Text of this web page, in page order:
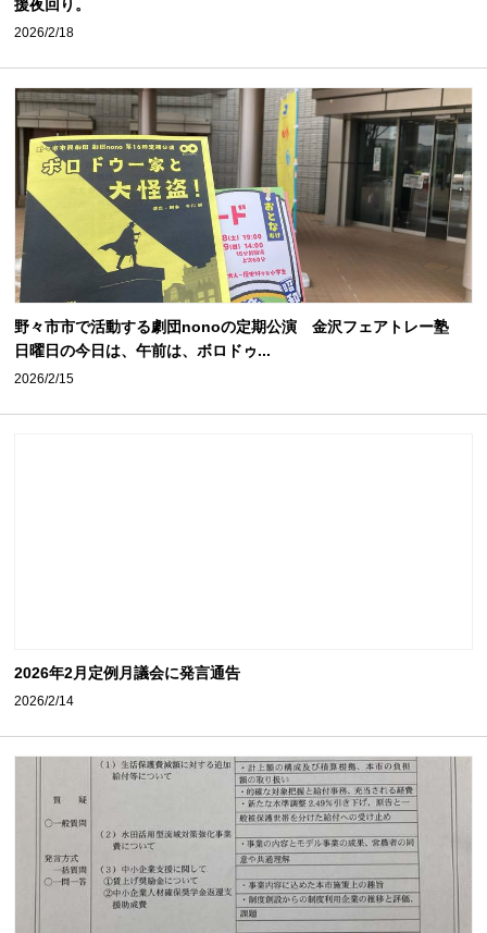
援夜回り。
2026/2/18
野々市市で活動する劇団nonoの定期公演 金沢フェアトレー塾
日曜日の今日は、午前は、ボロドゥ...
2026/2/15
2026年2月定例月議会に発言通告
2026/2/14